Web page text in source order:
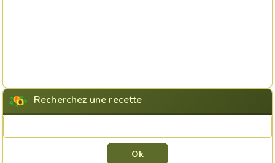
Recherchez une recette